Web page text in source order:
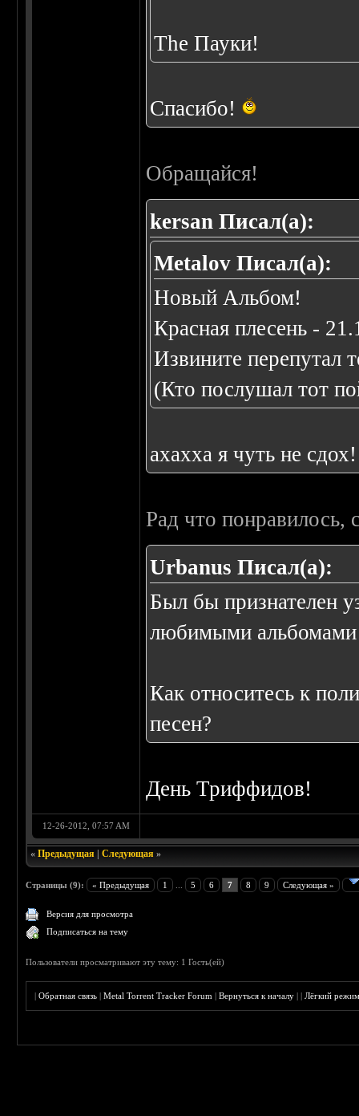
The Пауки!
Спасибо!
Обращайся!
kersan Писал(а):
Metalov Писал(а):
Новый Альбом!
Красная плесень -
Извините перепутал
(Кто послушал тот
ахахха я чуть не
Рад что понравилось,
Urbanus Писал(а):
Был бы признателен
любимыми
Как относитесь к
песен?
День Триффидов!
12-26-2012, 07:57 AM
«Предыдущая |Следующая »
Страницы (9): « Предыдущая 1 5 6 7 8 9 Следующая »
Версия для просмотра
Подписаться на тему
Пользователи просматривают эту тему: 1 Гость(ей)
|Обратная связь |Metal Torrent Tracker Forum |Вернуться к началу ||Лёгкий